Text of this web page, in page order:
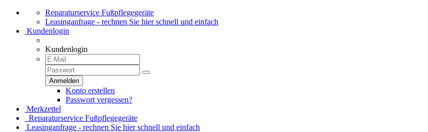
Reparaturservice Fußpflegegeräte
Leasinganfrage - rechnen Sie hier schnell und einfach
Kundenlogin
Kundenlogin
Konto erstellen
Passwort vergessen?
Merkzettel
Reparaturservice Fußpflegegeräte
Leasinganfrage - rechnen Sie hier schnell und einfach